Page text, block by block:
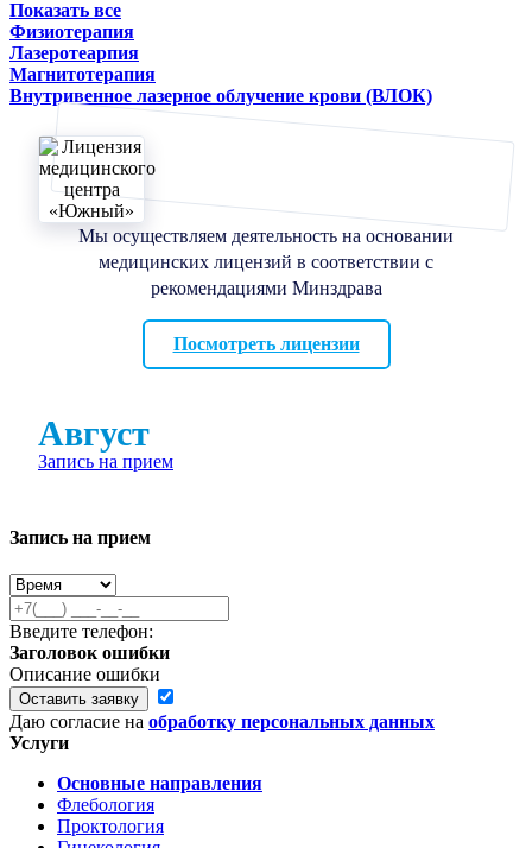
Показать все
Физиотерапия
Лазеротеарпия
Магнитотерапия
Внутривенное лазерное облучение крови (ВЛОК)
Мы осуществляем деятельность на основании
медицинских лицензий в соответствии с
рекомендациями Минздрава
Посмотреть лицензии
Август
Запись на прием
Запись на прием
Введите телефон:
Заголовок ошибки
Описание ошибки
Оставить заявку
Даю согласие на обработку персональных данных
Услуги
Основные направления
Флебология
Проктология